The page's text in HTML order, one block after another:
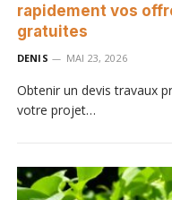
rapidement vos
gratuites
DENIS MAI 23, 2026
Obtenir un devis travaux
votre projet…